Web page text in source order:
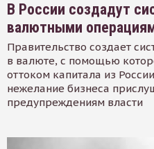
В России создадут
валютными
Правительство создает
в валюте, с помощью
оттоком капитала из
нежелание бизнеса
предупреждениям власти